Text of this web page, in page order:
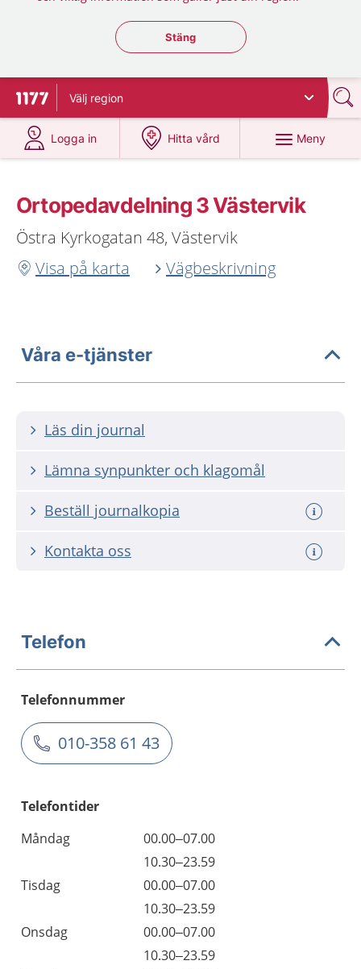
Stäng regionsväljaren
Stäng
Till startsidan för 1177
Välj region
Logga in
på 1177.se
Hitta vård
på 1177.se
Meny
Ortopedavdelning 3 Västervik
Östra Kyrkogatan 48, Västervik
Visa på karta
Vägbeskrivning
Våra e-tjänster
Läs din journal
Lämna synpunkter och klagomål
Beställ journalkopia
Kontakta oss
Telefon
Telefonnummer
010-358 61 43
Telefontider
Måndag
00.00–07.00
10.30–23.59
Tisdag
00.00–07.00
10.30–23.59
Onsdag
00.00–07.00
10.30–23.59